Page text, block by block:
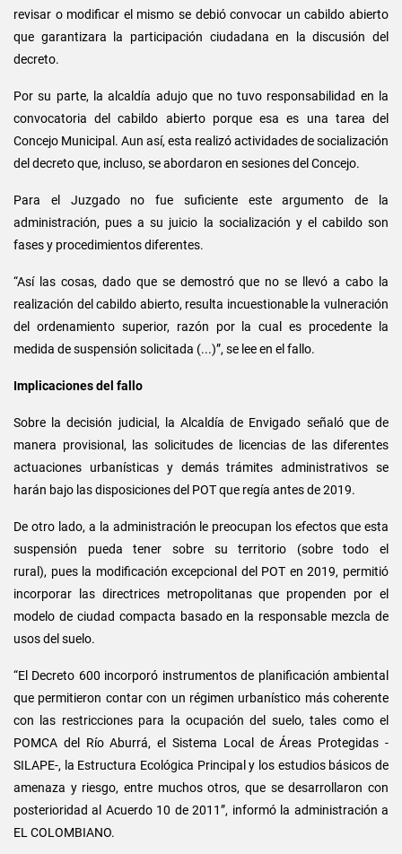
revisar o modificar el mismo se debió convocar un cabildo abierto
que garantizara la participación ciudadana en la discusión del
decreto.
Por su parte, la alcaldía adujo que no tuvo responsabilidad en la
convocatoria del cabildo abierto porque esa es una tarea del
Concejo Municipal. Aun así, esta realizó actividades de socialización
del decreto que, incluso, se abordaron en sesiones del Concejo.
Para el Juzgado no fue suficiente este argumento de la
administración, pues a su juicio la socialización y el cabildo son
fases y procedimientos diferentes.
“Así las cosas, dado que se demostró que no se llevó a cabo la
realización del cabildo abierto, resulta incuestionable la vulneración
del ordenamiento superior, razón por la cual es procedente la
medida de suspensión solicitada (...)”, se lee en el fallo.
Implicaciones del fallo
Sobre la decisión judicial, la Alcaldía de Envigado señaló que de
manera provisional, las solicitudes de licencias de las diferentes
actuaciones urbanísticas y demás trámites administrativos se
harán bajo las disposiciones del POT que regía antes de 2019.
De otro lado, a la administración le preocupan los efectos que esta
suspensión pueda tener sobre su territorio (sobre todo el
rural), pues la modificación excepcional del POT en 2019, permitió
incorporar las directrices metropolitanas que propenden por el
modelo de ciudad compacta basado en la responsable mezcla de
usos del suelo.
“El Decreto 600 incorporó instrumentos de planificación ambiental
que permitieron contar con un régimen urbanístico más coherente
con las restricciones para la ocupación del suelo, tales como el
POMCA del Río Aburrá, el Sistema Local de Áreas Protegidas -
SILAPE-, la Estructura Ecológica Principal y los estudios básicos de
amenaza y riesgo, entre muchos otros, que se desarrollaron con
posterioridad al Acuerdo 10 de 2011”, informó la administración a
EL COLOMBIANO.